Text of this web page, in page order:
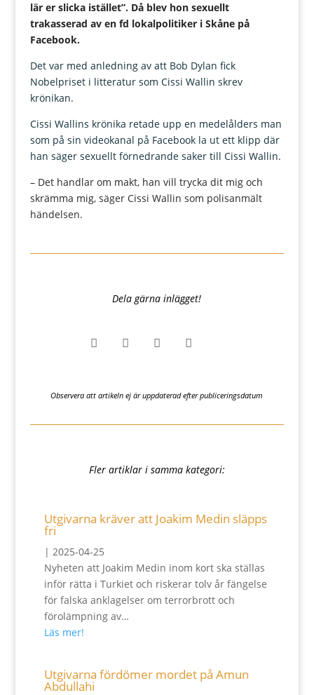
lär er slicka istället”. Då blev hon sexuellt
trakasserad av en fd lokalpolitiker i Skåne på
Facebook.
Det var med anledning av att Bob Dylan fick
Nobelpriset i litteratur som Cissi Wallin skrev
krönikan.
Cissi Wallins krönika retade upp en medelålders man
som på sin videokanal på Facebook la ut ett klipp där
han säger sexuellt förnedrande saker till Cissi Wallin.
– Det handlar om makt, han vill trycka dit mig och
skrämma mig, säger Cissi Wallin som polisanmält
händelsen.
Dela gärna inlägget!
   
Observera att artikeln ej är uppdaterad efter publiceringsdatum
Fler artiklar i samma kategori:
Utgivarna kräver att Joakim Medin släpps
fri
| 2025-04-25
Nyheten att Joakim Medin inom kort ska ställas
inför rätta i Turkiet och riskerar tolv år fängelse
för falska anklagelser om terrorbrott och
förolämpning av…
Läs mer!
Utgivarna fördömer mordet på Amun
Abdullahi